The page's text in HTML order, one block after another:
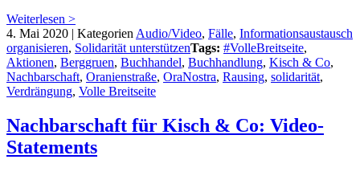
Weiterlesen >
4. Mai 2020 | Kategorien Audio/Video, Fälle, Informationsaustausch
organisieren, Solidarität unterstützenTags: #VolleBreitseite,
Aktionen, Berggruen, Buchhandel, Buchhandlung, Kisch & Co,
Nachbarschaft, Oranienstraße, OraNostra, Rausing, solidarität,
Verdrängung, Volle Breitseite
Nachbarschaft für Kisch & Co: Video-
Statements